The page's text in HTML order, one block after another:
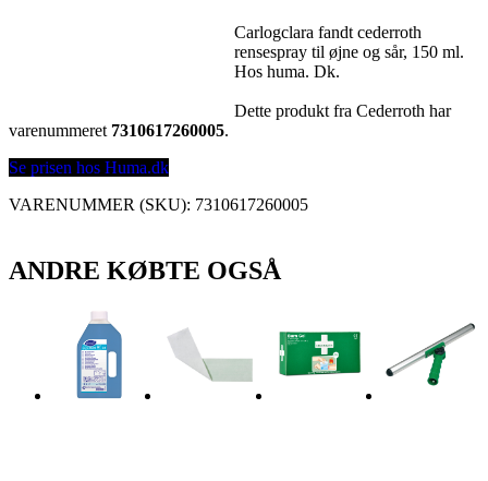
Carlogclara fandt cederroth
rensespray til øjne og sår, 150 ml.
Hos huma. Dk.
Dette produkt fra Cederroth har
varenummeret 7310617260005.
Se prisen hos Huma.dk
VARENUMMER (SKU): 7310617260005
ANDRE KØBTE OGSÅ